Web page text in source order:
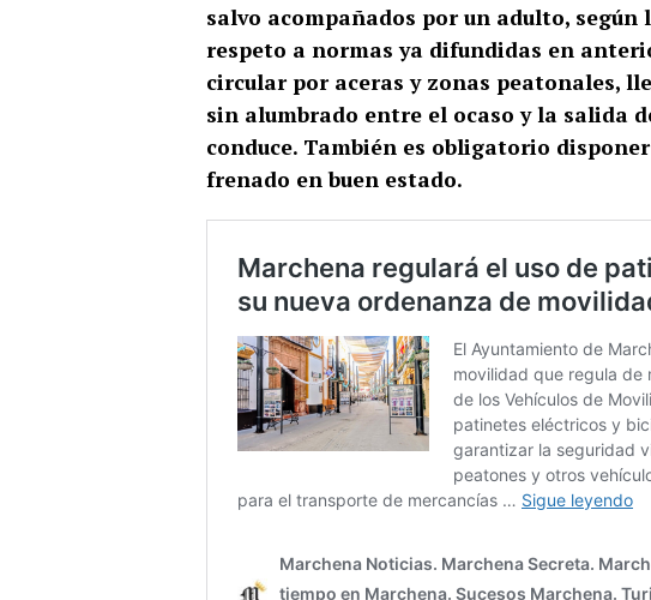
salvo acompañados por un adulto,
respeto a normas ya difundidas en
circular por aceras y zonas peatonales,
sin alumbrado entre el ocaso y la salida
conduce. También es obligatorio
frenado en buen estado.